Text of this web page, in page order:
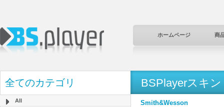
ホームページ 商
全てのカテゴリ
All
BSPlayerスキン
Smith&Wesson